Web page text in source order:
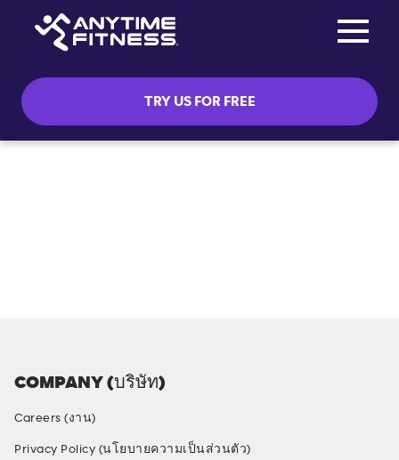
TRY US FOR FREE
COMPANY (บริษัท)
Careers (งาน)
Privacy Policy (นโยบายความเป็นส่วนตัว)